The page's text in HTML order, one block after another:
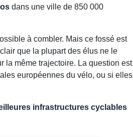
dans une ville de 850 000
à combler. Mais ce fossé est
que la plupart des élus ne le
la même trajectoire. La question est
européennes du vélo, ou si elles
infrastructures cyclables